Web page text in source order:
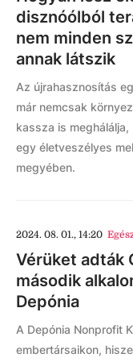
disznóólból
nem minden
annak látszik
Az újrahasznosítás
már nemcsak
kassza is
egy életveszélyes
megyében.
2024. 08. 01., 14:20
Vérüket adták
második
Depónia
A Depónia Nonprofit
embertársaikon,